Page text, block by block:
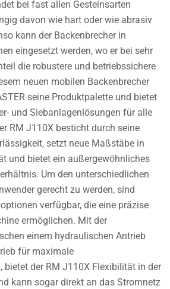
bei fast allen Gesteinsarten
davon wie hart oder wie abrasiv
kann der Backenbrecher in
eingesetzt werden, wo er bei sehr
die robustere und betriebssichere
neuen mobilen Backenbrecher
seine Produktpalette und bietet
und Siebanlagenlösungen für alle
RM J110X besticht durch seine
setzt neue Maßstäbe in
und bietet ein außergewöhnliches
Um den unterschiedlichen
gerecht zu werden, sind
verfügbar, die eine präzise
ermöglichen. Mit der
einem hydraulischen Antrieb
für maximale
der RM J110X Flexibilität in der
kann sogar direkt an das Stromnetz